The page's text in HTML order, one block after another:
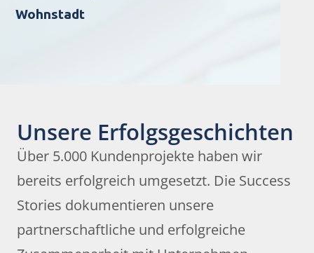
Wohnstadt
Unsere Erfolgsgeschichten
Über 5.000 Kundenprojekte haben wir
bereits erfolgreich umgesetzt. Die Success
Stories dokumentieren unsere
partnerschaftliche und erfolgreiche